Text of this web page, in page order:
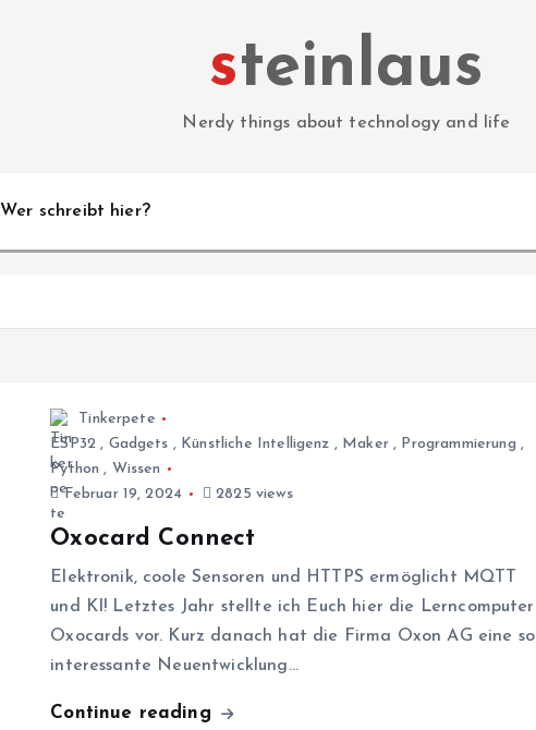
steinlaus
Nerdy things about technology and life
Wer schreibt hier?
Tinkerpete
ESP32 , Gadgets , Künstliche Intelligenz , Maker, Programmierung ,
Python , Wissen
Februar 19, 2024
2825 views
Oxocard Connect
Elektronik, coole Sensoren und HTTPS ermöglicht MQTT
und KI! Letztes Jahr stellte ich Euch hier die Lerncomputer
Oxocards vor. Kurz danach hat die Firma Oxon AG eine so
interessante Neuentwicklung…
Continue reading